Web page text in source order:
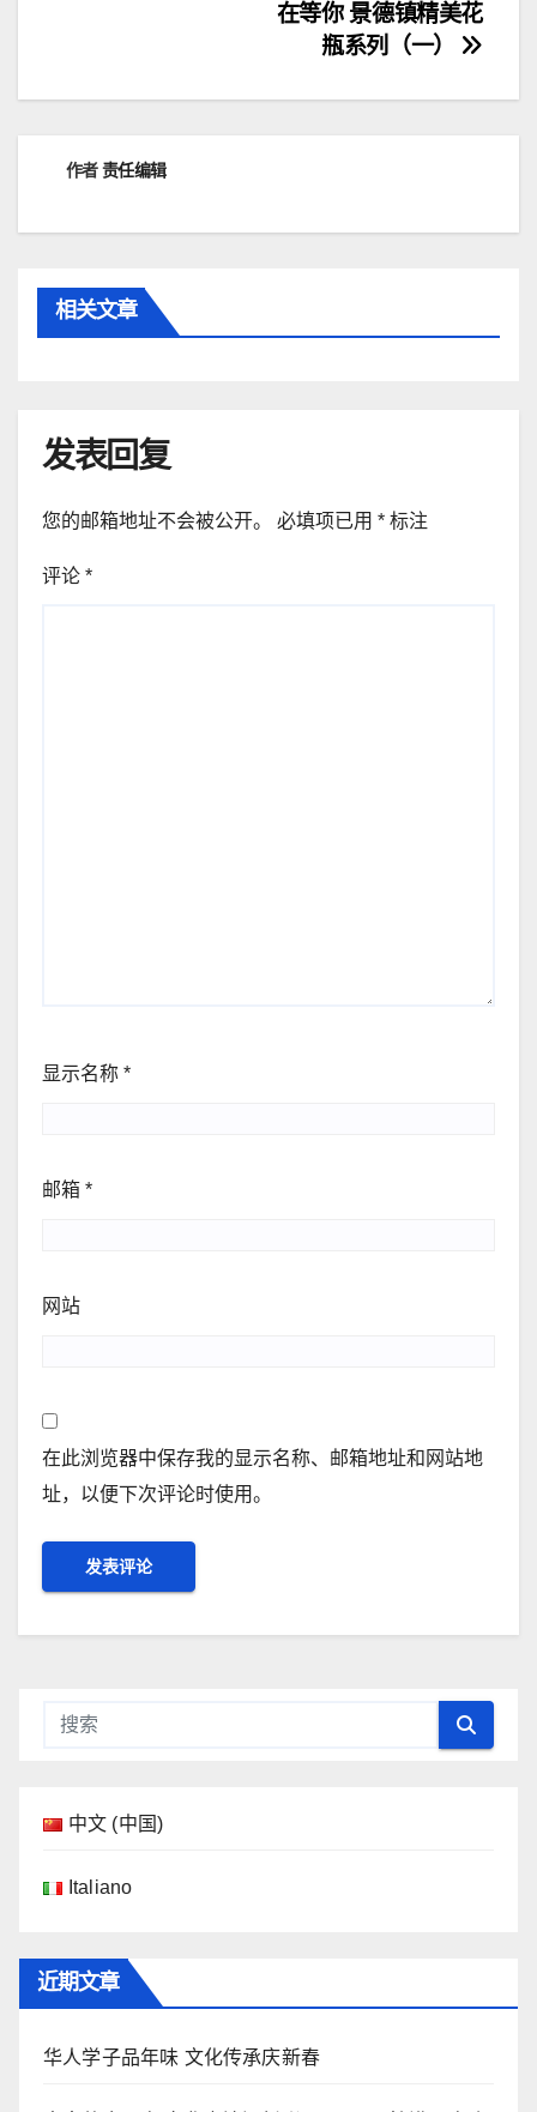
导
在等你 景德镇精美花
瓶系列（一）
作者责任编辑
相关文章
发表回复
您的邮箱地址不会被公开。 必填项已用 * 标注
评论 *
显示名称 *
邮箱 *
网站
在此浏览器中保存我的显示名称、邮箱地址和网站地
址，以便下次评论时使用。
中文 (中国)
Italiano
近期文章
华人学子品年味 文化传承庆新春